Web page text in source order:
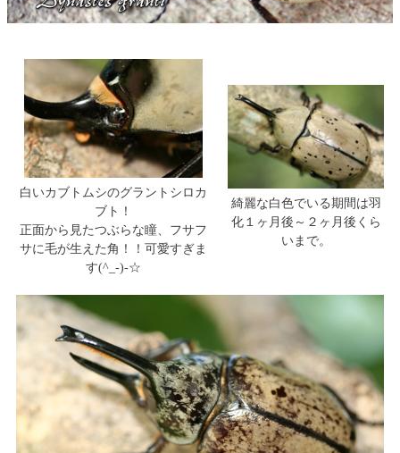
白いカブトムシのグラントシロカ
ブト！
正面から見たつぶらな瞳、フサフ
サに毛が生えた角！！可愛すぎま
す(^_-)-☆
綺麗な白色でいる期間は羽
化１ヶ月後～２ヶ月後くら
いまで。